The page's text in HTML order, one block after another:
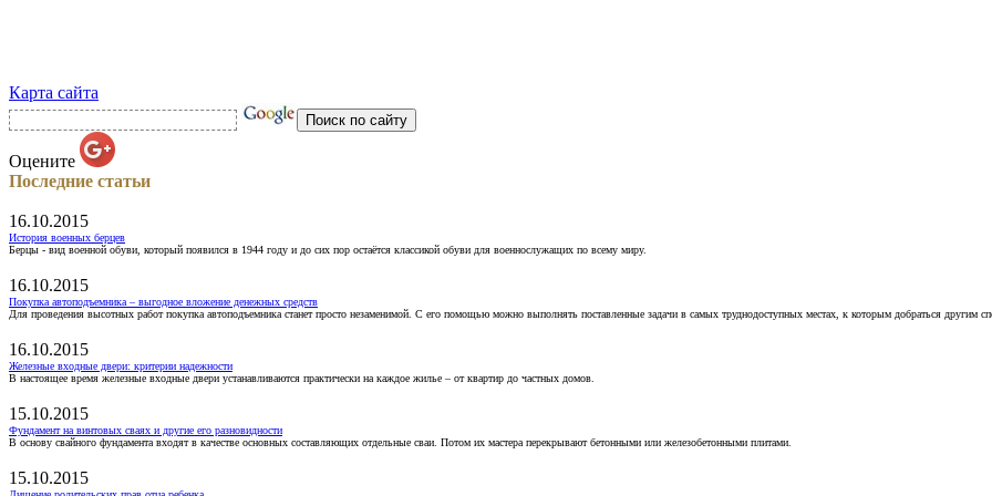
Карта сайта
Оцените
Последние статьи
16.10.2015
История военных берцев
Берцы - вид военной обуви, который появился в 1944 году и до сих пор остаётся классикой обуви для военнослужащих по всему миру.
16.10.2015
Покупка автоподъемника – выгодное вложение денежных средств
Для проведения высотных работ покупка автоподъемника станет просто незаменимой. С его помощью можно выполнять поставленные задачи в самых труднодоступных местах, к которым добраться другим
16.10.2015
Железные входные двери: критерии надежности
В настоящее время железные входные двери устанавливаются практически на каждое жилье – от квартир до частных домов.
15.10.2015
Фундамент на винтовых сваях и другие его разновидности
В основу свайного фундамента входят в качестве основных составляющих отдельные сваи. Потом их мастера перекрывают бетонными или железобетонными плитами.
15.10.2015